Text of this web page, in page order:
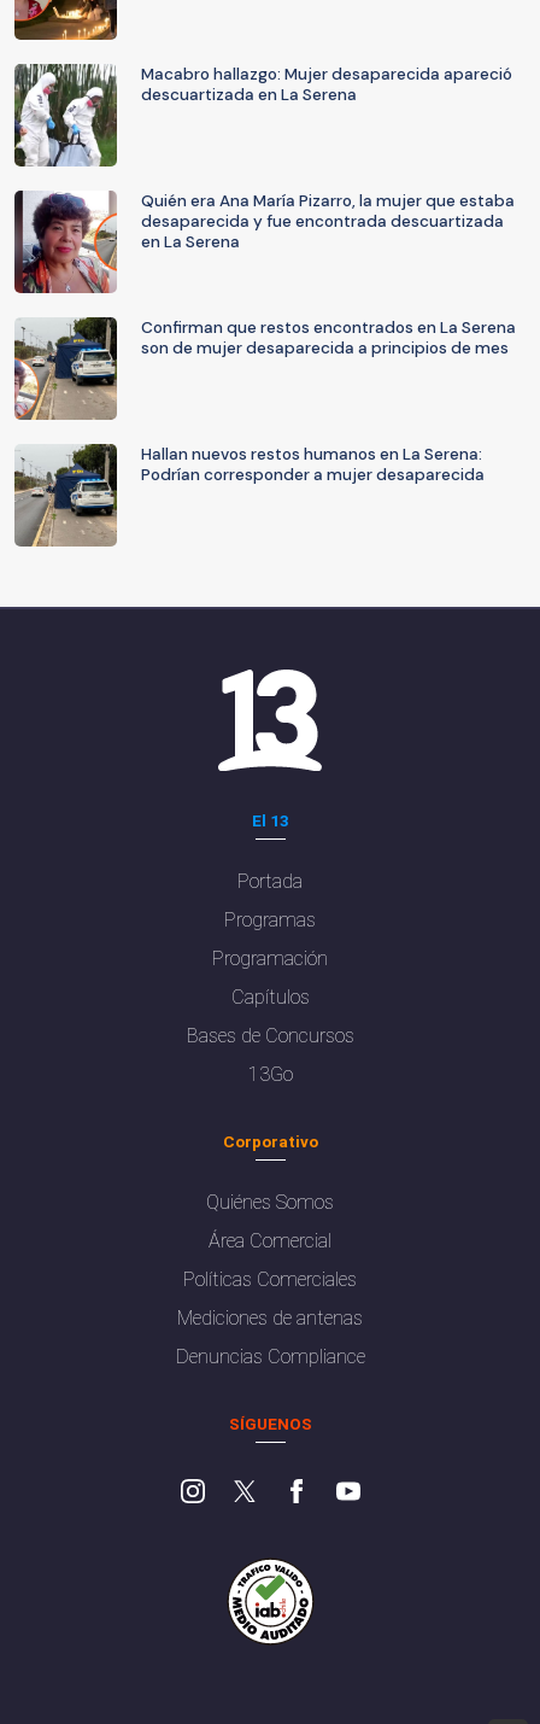
Macabro hallazgo: Mujer desaparecida apareció
descuartizada en La Serena
Quién era Ana María Pizarro, la mujer que estaba
desaparecida y fue encontrada descuartizada
en La Serena
Confirman que restos encontrados en La Serena
son de mujer desaparecida a principios de mes
Hallan nuevos restos humanos en La Serena:
Podrían corresponder a mujer desaparecida
El 13
Portada
Programas
Programación
Capítulos
Bases de Concursos
13Go
Corporativo
Quiénes Somos
Área Comercial
Políticas Comerciales
Mediciones de antenas
Denuncias Compliance
SÍGUENOS